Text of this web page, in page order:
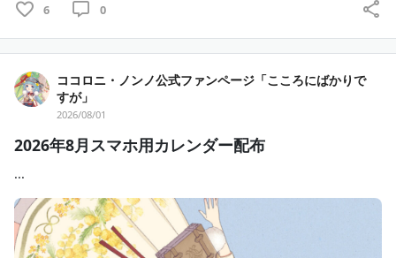
6 0
ココロニ・ノンノ公式ファンページ「こころにばかりで
すが」
2026/08/01
2026年8月スマホ用カレンダー配布
...